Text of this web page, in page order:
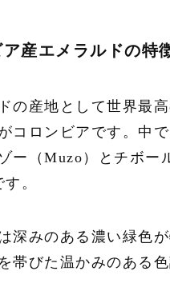
ア産エメラルドの特
の産地として世界最
コロンビアです。中
ー（Muzo）とチボー
。
深みのある濃い緑色
帯びた温かみのある